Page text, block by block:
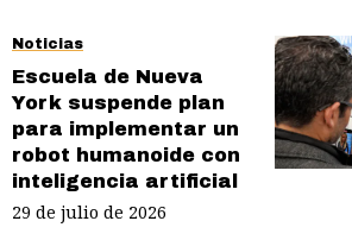
Noticias
Escuela de Nueva
York suspende plan
para implementar un
robot humanoide con
inteligencia artificial
29 de julio de 2026